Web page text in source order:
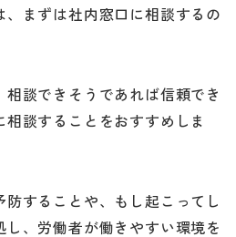
まずは社内窓口に相談するの
談できそうであれば信頼でき
談することをおすすめしま
することや、もし起こってし
、労働者が働きやすい環境を